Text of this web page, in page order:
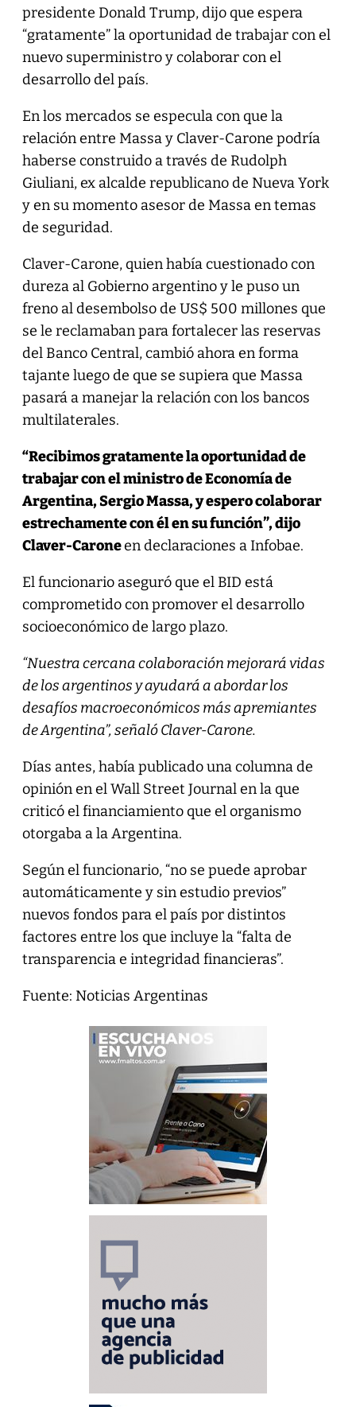
presidente Donald Trump, dijo que espera
“gratamente” la oportunidad de trabajar con el
nuevo superministro y colaborar con el
desarrollo del país.
En los mercados se especula con que la
relación entre Massa y Claver-Carone podría
haberse construido a través de Rudolph
Giuliani, ex alcalde republicano de Nueva York
y en su momento asesor de Massa en temas
de seguridad.
Claver-Carone, quien había cuestionado con
dureza al Gobierno argentino y le puso un
freno al desembolso de US$ 500 millones que
se le reclamaban para fortalecer las reservas
del Banco Central, cambió ahora en forma
tajante luego de que se supiera que Massa
pasará a manejar la relación con los bancos
multilaterales.
“Recibimos gratamente la oportunidad de
trabajar con el ministro de Economía de
Argentina, Sergio Massa, y espero colaborar
estrechamente con él en su función”, dijo
Claver-Caroneen declaraciones a Infobae.
El funcionario aseguró que el BID está
comprometido con promover el desarrollo
socioeconómico de largo plazo.
“Nuestra cercana colaboración mejorará vidas
de los argentinos y ayudará a abordar los
desafíos macroeconómicos más apremiantes
de Argentina”, señaló Claver-Carone.
Días antes, había publicado una columna de
opinión en el Wall Street Journal en la que
criticó el financiamiento que el organismo
otorgaba a la Argentina.
Según el funcionario, “no se puede aprobar
automáticamente y sin estudio previos”
nuevos fondos para el país por distintos
factores entre los que incluye la “falta de
transparencia e integridad financieras”.
Fuente: Noticias Argentinas